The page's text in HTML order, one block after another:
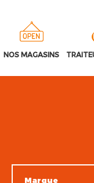
NOS MAGASINS